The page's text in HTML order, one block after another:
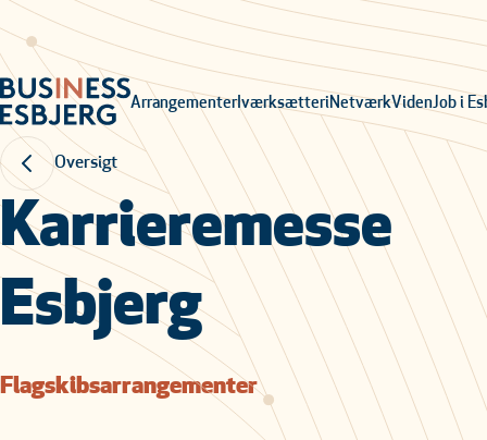
ArrangementerIværksætteriNetværkVidenJob i
Oversigt
Karrieremesse
Esbjerg
Flagskibsarrangementer